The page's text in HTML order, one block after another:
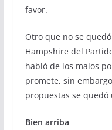
favor.
Otro que no se
Hampshire del
habló de los malos
promete, sin
propuestas se quedó
Bien arriba